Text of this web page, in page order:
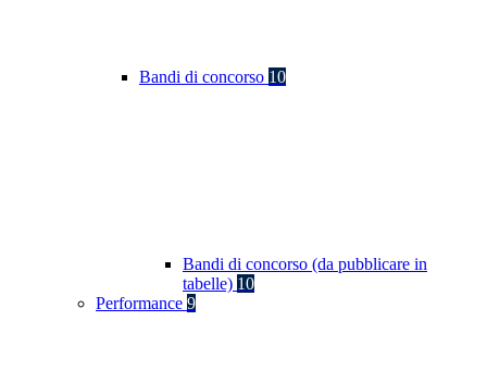
Bandi di concorso 10
Bandi di concorso (da pubblicare in
tabelle) 10
Performance 9